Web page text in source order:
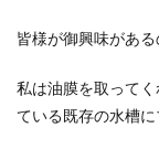
皆様が御興味がある
私は油膜を取って
ている既存の水槽